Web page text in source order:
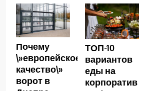
Почему
\»европейское
качество\»
ворот в
ТОП-10
вариантов
еды на
корпоратив